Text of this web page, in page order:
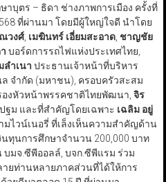
บุตร – ธิดา ช่างภาพการเมือง ครั้งที่
ที่ผ่านมา โดยมีผู้ใหญ่ใจดี นำโดย
วงศ์, เมฆินทร์ เอี่ยมสะอาด, ชาญชัย
บอร์ดการรถไฟแห่งประเทศไทย,
ลำเนา ประธานเจ้าหน้าที่บริหาร
จำกัด (มหาชน), ครอบครัวสะสม
งหัวหน้าพรรคชาติไทยพัฒนา, จิร
ฐม และที่สำคัญโดยเฉพาะ เฉลิม อยู่
มไวน์เนอรี่ ที่เล็งเห็นความสำคัญด้าน
ทุนการศึกษาจำนวน 200,000 บาท
บมจ.ซีพีออลล์, บจก.ซีพีแรม ร่วม
ยท่านหลายภาคส่วนที่ได้ให้การ